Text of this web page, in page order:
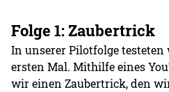
Folge 1: Zaubertrick
In unserer Pilotfolge
ersten Mal. Mithilfe eines
wir einen Zaubertrick, den